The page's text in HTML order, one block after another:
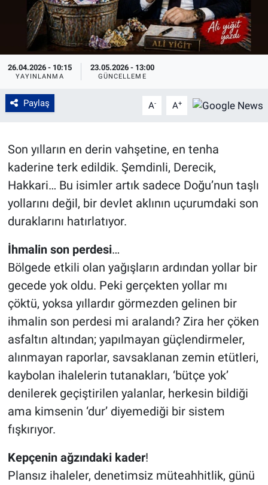
26.04.2026 - 10:15
YAYINLANMA
23.05.2026 - 13:00
GÜNCELLEME
Paylaş A- A+
Son yılların en derin vahşetine, en tenha
kaderine terk edildik. Şemdinli, Derecik,
Hakkari… Bu isimler artık sadece Doğu’nun taşlı
yollarını değil, bir devlet aklının uçurumdaki son
duraklarını hatırlatıyor.
İhmalin son perdesi…
Bölgede etkili olan yağışların ardından yollar bir
gecede yok oldu. Peki gerçekten yollar mı
çöktü, yoksa yıllardır görmezden gelinen bir
ihmalin son perdesi mi aralandı? Zira her çöken
asfaltın altından; yapılmayan güçlendirmeler,
alınmayan raporlar, savsaklanan zemin etütleri,
kaybolan ihalelerin tutanakları, ‘bütçe yok’
denilerek geçiştirilen yalanlar, herkesin bildiği
ama kimsenin ‘dur’ diyemediği bir sistem
fışkırıyor.
Kepçenin ağzındaki kader!
Plansız ihaleler, denetimsiz müteahhitlik, günü